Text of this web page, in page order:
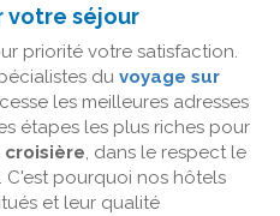
votre séjour
priorité votre satisfaction.
du voyage sur
les meilleures adresses
étapes les plus riches pour
croisière, dans le respect le
pourquoi nos hôtels
et leur qualité